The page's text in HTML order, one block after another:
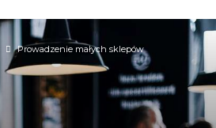
Prowadzenie małych sklepów